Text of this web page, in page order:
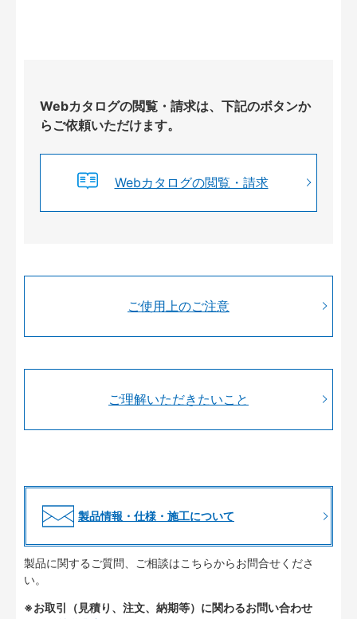
Webカタログの閲覧・請求は、下記のボタンか
らご依頼いただけます。
Webカタログの閲覧・請求
ご使用上のご注意
ご理解いただきたいこと
製品情報・仕様・施工について
製品に関するご質問、ご相談はこちらからお問合せくださ
い。
※お取引（見積り、注文、納期等）に関わるお問い合わせ